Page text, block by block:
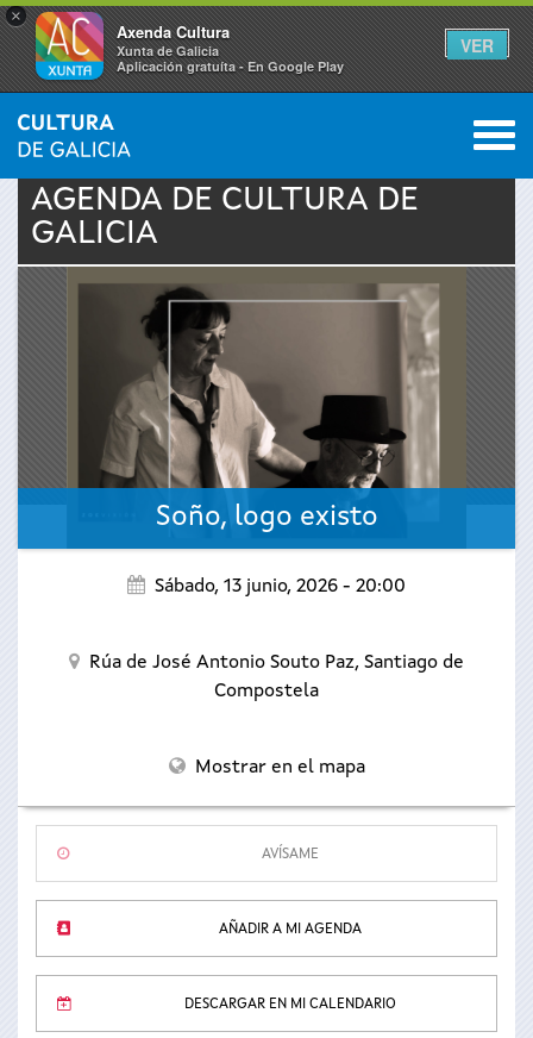
×
Axenda Cultura
Xunta de Galicia
Aplicación gratuíta - En Google Play
VER
Se
encuentra
INICIO › ACTUALIDAD 0
AGENDA DE CULTURA DE
GALICIA
Soño, logo existo
Sábado, 13 junio, 2026 - 20:00
Rúa de José Antonio Souto Paz, Santiago de
Compostela
Mostrar en el mapa
AVÍSAME
AÑADIR A MI AGENDA
DESCARGAR EN MI CALENDARIO